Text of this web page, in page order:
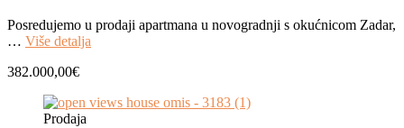
Posredujemo u prodaji apartmana u novogradnji s okućnicom Zadar,
… Više detalja
382.000,00€
Prodaja